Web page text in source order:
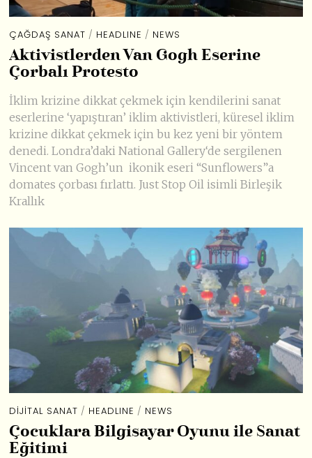
ÇAĞDAŞ SANAT / HEADLINE / NEWS
Aktivistlerden Van Gogh Eserine
Çorbalı Protesto
İklim krizine dikkat çekmek için kendilerini sanat
eserlerine ‘yapıştıran’ iklim aktivistleri, küresel iklim
krizine dikkat çekmek için bu kez yeni bir yöntem
denedi. Londra’daki National Gallery‘de sergilenen
Vincent van Gogh’un ikonik eseri “Sunflowers”a
domates çorbası fırlattı. Just Stop Oil isimli Birleşik
Krallık
DIJITAL SANAT / HEADLINE / NEWS
Çocuklara Bilgisayar Oyunu ile Sanat
Eğitimi